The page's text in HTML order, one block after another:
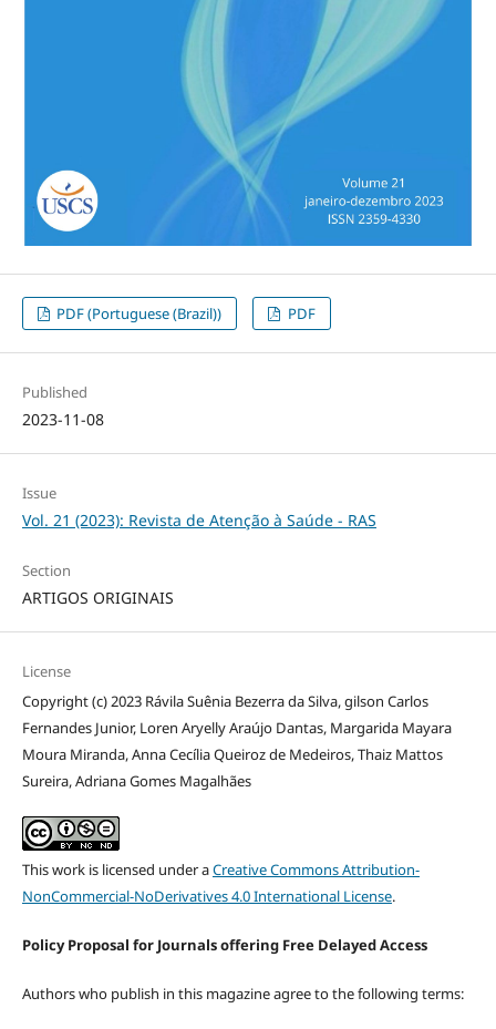
PDF (Portuguese (Brazil)) PDF
Published
2023-11-08
Issue
Vol. 21 (2023): Revista de Atenção à Saúde - RAS
Section
ARTIGOS ORIGINAIS
License
Copyright (c) 2023 Rávila Suênia Bezerra da Silva, gilson Carlos
Fernandes Junior, Loren Aryelly Araújo Dantas, Margarida Mayara
Moura Miranda, Anna Cecília Queiroz de Medeiros, Thaiz Mattos
Sureira, Adriana Gomes Magalhães
This work is licensed under aCreative Commons Attribution-
NonCommercial-NoDerivatives 4.0 International License.
Policy Proposal for Journals offering Free Delayed Access
Authors who publish in this magazine agree to the following terms: